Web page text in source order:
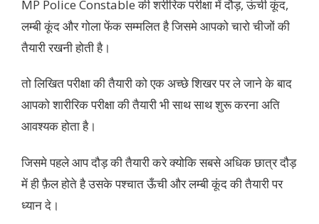
MP Police Constable की शरीरिक परीक्षा में दौड़, ऊंची कूंद,
लम्बी कूंद और गोला फेंक सम्मलित है जिसमे आपको चारो चीजों की
तैयारी रखनी होती है।
तो लिखित परीक्षा की तैयारी को एक अच्छे शिखर पर ले जाने के बाद
आपको शारीरिक परीक्षा की तैयारी भी साथ साथ शुरू करना अति
आवश्यक होता है।
जिसमे पहले आप दौड़ की तैयारी करे क्योकि सबसे अधिक छात्र दौड़
में ही फ़ैल होते है उसके पश्चात ऊँची और लम्बी कूंद की तैयारी पर
ध्यान दे।